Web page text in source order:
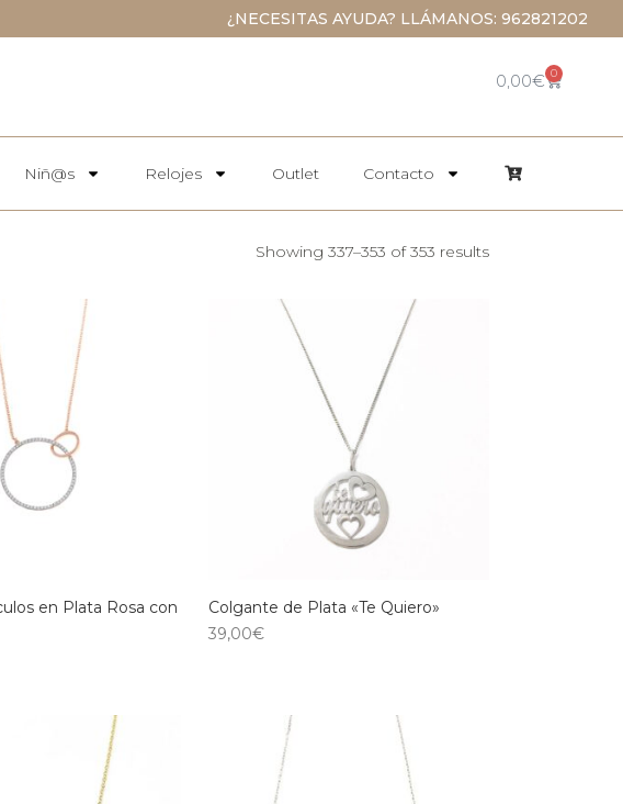
¿NECESITAS AYUDA? LLÁMANOS: 962821202
0,00€ 0
Niñ@s Relojes Outlet Contacto
Showing 337–353 of 353 results
en Plata Rosa con
Colgante de Plata «Te Quiero»
39,00€